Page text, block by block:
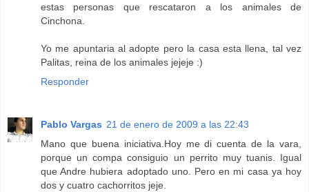
estas personas que rescataron a los animales de
Cinchona.
Yo me apuntaria al adopte pero la casa esta llena, tal vez
Palitas, reina de los animales jejeje :)
Responder
Pablo Vargas 21 de enero de 2009 a las 22:43
Mano que buena iniciativa.Hoy me di cuenta de la vara,
porque un compa consiguio un perrito muy tuanis. Igual
que Andre hubiera adoptado uno. Pero en mi casa ya hoy
dos y cuatro cachorritos jeje.